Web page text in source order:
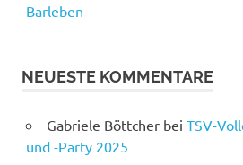
Barleben
NEUESTE KOMMENTARE
Gabriele Böttcherbei TSV-
und -Party 2025